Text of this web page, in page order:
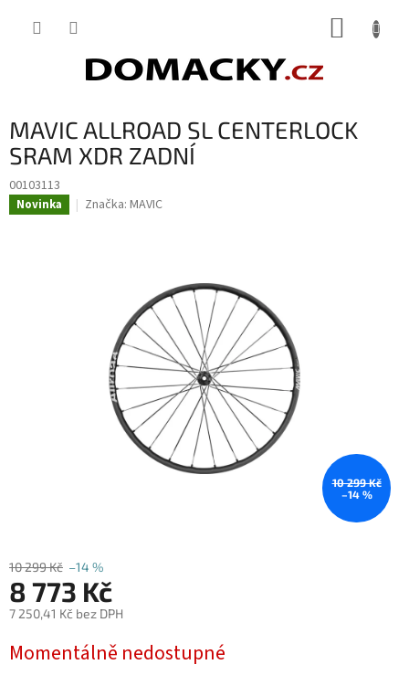
MAVIC ALLROAD SL CENTERLOCK
SRAM XDR ZADNÍ
00103113
Novinka Značka: MAVIC
10 299 Kč
–14 %
10 299 Kč –14 %
8 773 Kč
7 250,41 Kč bez DPH
cena:
Momentálně nedostupné